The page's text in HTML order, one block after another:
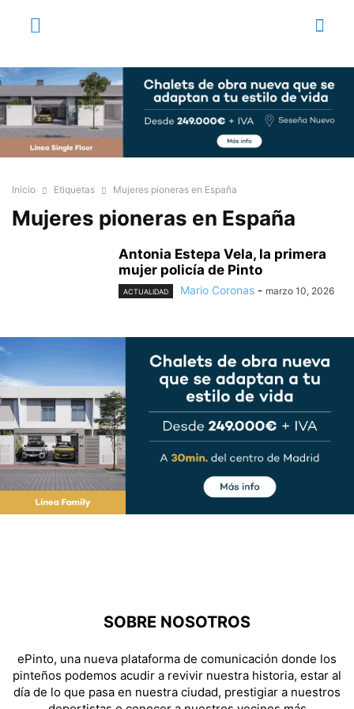
Inicio Etiquetas Mujeres pioneras en España
Mujeres pioneras en España
Antonia Estepa Vela, la primera
mujer policía de Pinto
ACTUALIDAD Mario Coronas - marzo 10, 2026
SOBRE NOSOTROS
ePinto, una nueva plataforma de comunicación donde los
pinteños podemos acudir a revivir nuestra historia, estar al
día de lo que pasa en nuestra ciudad, prestigiar a nuestros